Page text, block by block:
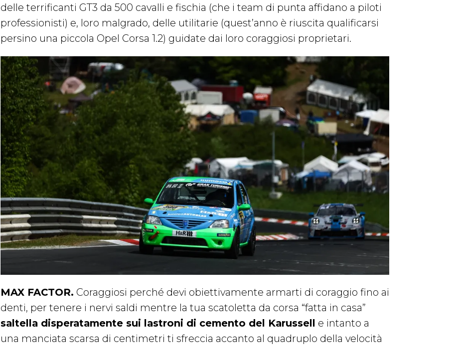
delle terrificanti GT3 da 500 cavalli e fischia (che i team di punta affidano a piloti
professionisti) e, loro malgrado, delle utilitarie (quest’anno è riuscita qualificarsi
persino una piccola Opel Corsa 1.2) guidate dai loro coraggiosi proprietari.
MAX FACTOR. Coraggiosi perché devi obiettivamente armarti di coraggio fino ai
denti, per tenere i nervi saldi mentre la tua scatoletta da corsa “fatta in casa”
saltella disperatamente sui lastroni di cemento del Karussell e intanto a
una manciata scarsa di centimetri ti sfreccia accanto al quadruplo della velocità